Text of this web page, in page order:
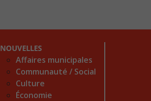
NOUVELLES
Affaires municipales
Communauté / Social
Culture
Économie